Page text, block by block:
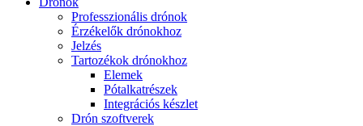
Professzionális drónok
Érzékelők drónokhoz
Jelzés
Tartozékok drónokhoz
Elemek
Pótalkatrészek
Integrációs készlet
Drón szoftverek